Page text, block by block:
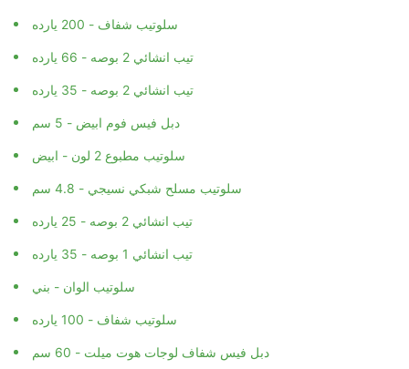
سلوتيب شفاف - 200 يارده
تيب انشائي 2 بوصه - 66 يارده
تيب انشائي 2 بوصه - 35 يارده
دبل فيس فوم ابيض - 5 سم
سلوتيب مطبوع 2 لون - ابيض
سلوتيب مسلح شبكي نسيجي - 4.8 سم
تيب انشائي 2 بوصه - 25 يارده
تيب انشائي 1 بوصه - 35 يارده
سلوتيب الوان - بني
سلوتيب شفاف - 100 يارده
دبل فيس شفاف لوجات هوت ميلت - 60 سم